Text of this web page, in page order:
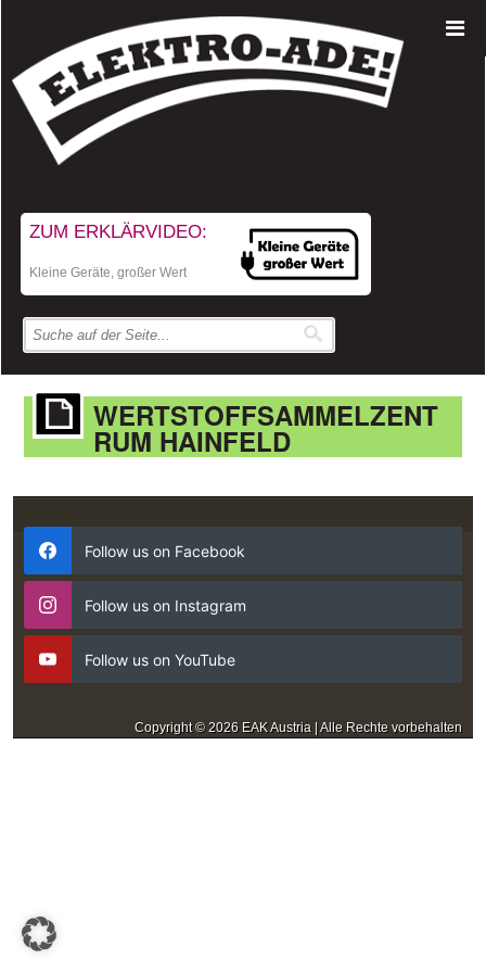
ZUM ERKLÄRVIDEO:
Kleine Geräte, großer Wert
WERTSTOFFSAMMELZENT
RUM HAINFELD
Follow us on Facebook
Follow us on Instagram
Follow us on YouTube
Copyright © 2026 EAK Austria | Alle Rechte vorbehalten